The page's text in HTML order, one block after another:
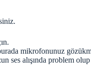
mikrofonunuz
alışında problem olup